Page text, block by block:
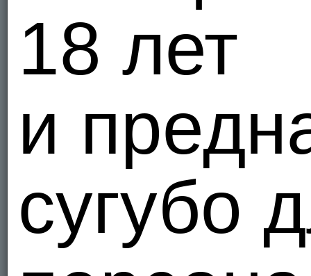
18 лет
и
сугубо